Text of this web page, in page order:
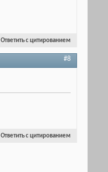
Ответить с цитированием
#8
Ответить с цитированием